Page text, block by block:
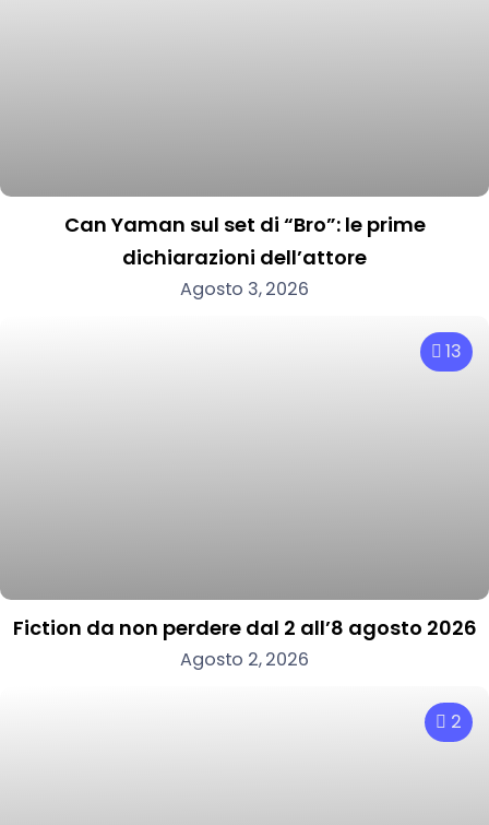
Can Yaman sul set di “Bro”: le prime
dichiarazioni dell’attore
Agosto 3, 2026
13
Fiction da non perdere dal 2 all’8 agosto 2026
Agosto 2, 2026
2